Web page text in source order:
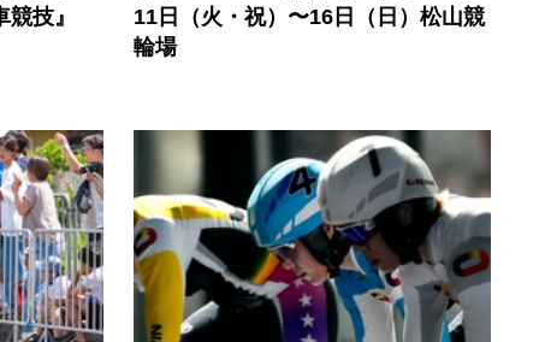
技』
11日（火・祝）〜16日（日）松山競
輪場